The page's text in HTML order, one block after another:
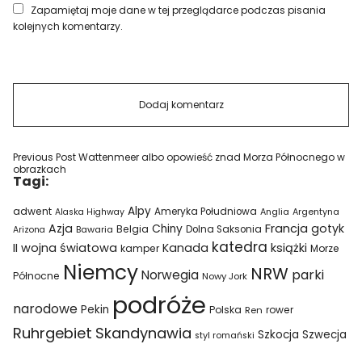
Zapamiętaj moje dane w tej przeglądarce podczas pisania
kolejnych komentarzy.
Previous PostWattenmeer albo opowieść znad Morza Północnego w
obrazkach
Tagi:
adwent Alaska Highway Alpy Ameryka Południowa Anglia Argentyna
Arizona Azja Bawaria Belgia Chiny Dolna Saksonia Francja gotyk
II wojna światowa kamper Kanada katedra książki Morze
Północne Niemcy Norwegia Nowy Jork NRW parki
narodowe Pekin podróże Polska Ren rower
Ruhrgebiet Skandynawia styl romański Szkocja Szwecja